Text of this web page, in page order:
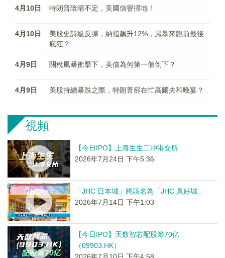
4月10日 特朗普陰晴不定，美國信譽掃地！
4月10日
美股史詩級反彈，納指飙升12%，風暴來臨前最後
瘋狂？
4月9日 關稅風暴衝擊下，美債為何第一個倒下？
4月9日 美股持續暴跌之際，特朗普卻在忙高爾夫和晚宴？
視頻
【今日IPO】上海生生二冲港交所
2026年7月24日 下午5:36
「JHC 日本城」將該名為「JHC 真好城」
2026年7月14日 下午1:03
【今日IPO】天数智芯配股筹70亿
（09903.HK）